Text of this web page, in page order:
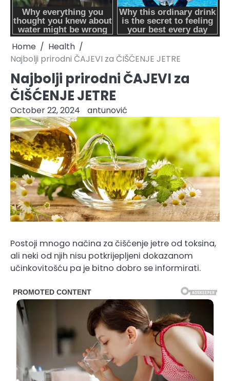
Home
Health
Najbolji prirodni ČAJEVI za ČIŠĆENJE JETRE
Najbolji prirodni ČAJEVI za
ČIŠĆENJE JETRE
October 22, 2024 antunović
Postoji mnogo načina za čišćenje jetre od toksina,
ali neki od njih nisu potkrijepljeni dokazanom
učinkovitošću pa je bitno dobro se informirati.